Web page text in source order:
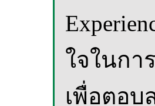
ใจในกา
เพื่อตอบ